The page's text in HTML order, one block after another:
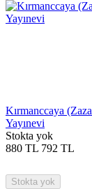
Kırmanccaya
Yayınevi
Stokta yok
880 TL 792 TL
Stokta yok